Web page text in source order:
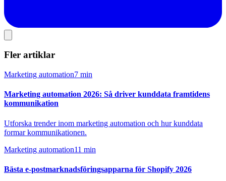
Fler artiklar
Marketing automation7 min
Marketing automation 2026: Så driver kunddata framtidens
kommunikation
Utforska trender inom marketing automation och hur kunddata
formar kommunikationen.
Marketing automation11 min
Bästa e-postmarknadsföringsapparna för Shopify 2026